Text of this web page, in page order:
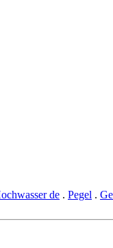
de . Pegel .